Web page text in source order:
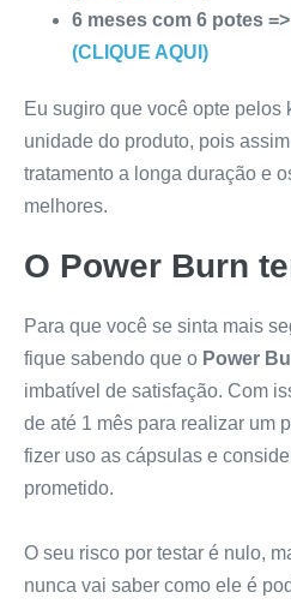
6 meses com 6 potes =>
(CLIQUE AQUI)
Eu sugiro que você opte pelos
unidade do produto, pois
tratamento a longa duração e
melhores.
O Power Burn
Para que você se sinta mais
fique sabendo que o Power
imbatível de satisfação. Com
de até 1 mês para realizar um
fizer uso as cápsulas e
prometido.
O seu risco por testar é nulo,
nunca vai saber como ele é